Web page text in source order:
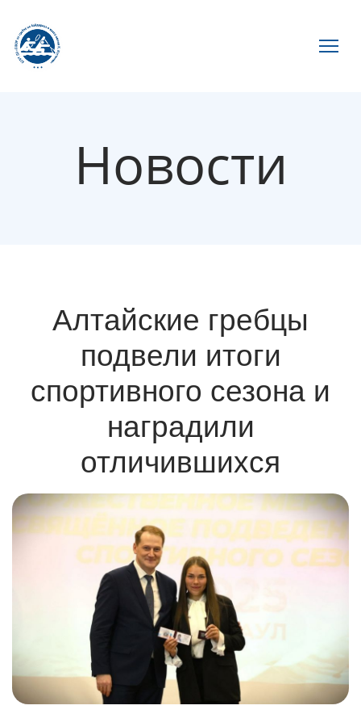
Новости
Алтайские гребцы
подвели итоги
спортивного сезона и
наградили
отличившихся